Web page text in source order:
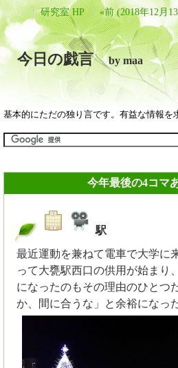
研究室 HP «前 (2018年12月
今日の戯言by maa
基本的にただの独り言です。有益な情報を
今年最後の4コマ
駅
最近運動を兼ねて電車で大学に
って大甕駅西口の供用が始まり
になったのもその理由のひとつ
か、間に合うな」と余裕になっ